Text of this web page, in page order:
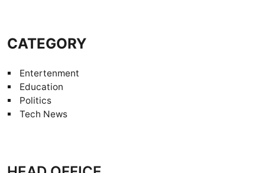
CATEGORY
Entertenment
Education
Politics
Tech News